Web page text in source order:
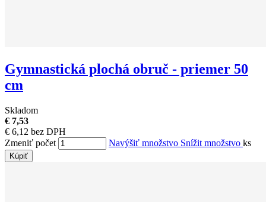
Gymnastická plochá obruč - priemer 50
cm
Skladom
€ 7,53
€ 6,12 bez DPH
Zmeniť počet
Navýšiť množstvo Snížit množstvo ks
Kúpiť